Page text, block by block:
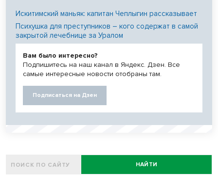
Искитимский маньяк: капитан Чеплыгин рассказывает
Психушка для преступников – кого содержат в самой
закрытой лечебнице за Уралом
Вам было интересно?
Подпишитесь на наш канал в Яндекс. Дзен. Все
самые интересные новости отобраны там.
Подписаться на Дзен
НАЙТИ